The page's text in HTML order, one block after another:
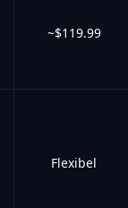
~$119.99
Flexibel